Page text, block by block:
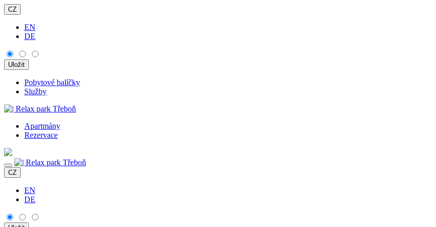
CZ
EN
DE
Pobytové balíčky
Služby
Apartmány
Rezervace
CZ
EN
DE